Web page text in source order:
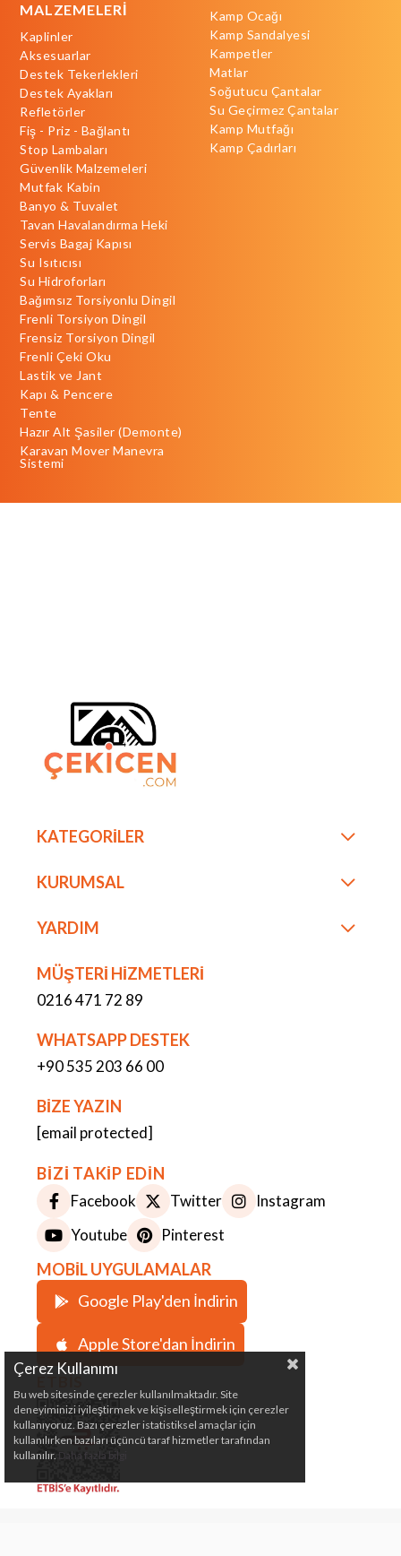
MALZEMELERİ
Kaplinler
Aksesuarlar
Destek Tekerlekleri
Destek Ayakları
Refletörler
Fiş - Priz - Bağlantı
Stop Lambaları
Güvenlik Malzemeleri
Mutfak Kabin
Banyo & Tuvalet
Tavan Havalandırma Heki
Servis Bagaj Kapısı
Su Isıtıcısı
Su Hidroforları
Bağımsız Torsiyonlu Dingil
Frenli Torsiyon Dingil
Frensiz Torsiyon Dingil
Frenli Çeki Oku
Lastik ve Jant
Kapı & Pencere
Tente
Hazır Alt Şasiler (Demonte)
Karavan Mover Manevra
Sistemi
Kamp Ocağı
Kamp Sandalyesi
Kampetler
Matlar
Soğutucu Çantalar
Su Geçirmez Çantalar
Kamp Mutfağı
Kamp Çadırları
KATEGORİLER
KURUMSAL
YARDIM
MÜŞTERİ HİZMETLERİ
0216 471 72 89
WHATSAPP DESTEK
+90 535 203 66 00
BİZE YAZIN
[email protected]
BİZİ TAKİP EDİN
Facebook Twitter
Instagram
Youtube
Pinterest
MOBİL UYGULAMALAR
Google Play'den İndirin
Apple Store'dan İndirin
Çerez Kullanımı
Bu web sitesinde çerezler kullanılmaktadır. Site
deneyiminizi iyileştirmek ve kişiselleştirmek için çerezler
kullanıyoruz. Bazı çerezler istatistiksel amaçlar için
kullanılırken bazıları üçüncü taraf hizmetler tarafından
kullanılır. Daha fazla bilgi